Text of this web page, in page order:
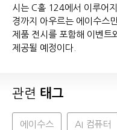
시는 C홀 124에서 이루어
경까지 아우르는 에이수스
제품 전시를 포함해 이벤트
제공될 예정이다.
관련 태그
에이수스 AI 컴퓨터